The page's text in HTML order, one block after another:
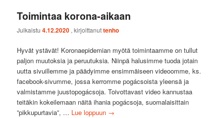
Toimintaa korona-aikaan
Julkaistu4.12.2020 , kirjoittanuttenho
Hyvät ystävät! Koronaepidemian myötä toimintaamme on tullut
paljon muutoksia ja peruutuksia. Niinpä halusimme tuoda jotain
uutta sivuillemme ja päädyimme ensimmäiseen videoomme, ks.
facebook-sivumme, jossa kerromme pogácsoista yleensä ja
valmistamme juustopogácsoja. Toivottavast video kannustaa
teitäkin kokeilemaan näitä ihania pogácsoja, suomalaisittain
”pikkupurtavia”, … Lue loppuun →